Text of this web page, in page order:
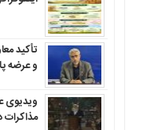
تأکید
و عرضه
ویدیوی
مذاکرات